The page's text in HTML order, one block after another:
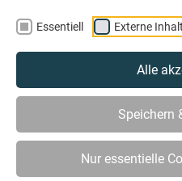
Essentiell Externe
Alle
Speichern
Nur essentielle
AKTUELLES
Archiv Januar 2025